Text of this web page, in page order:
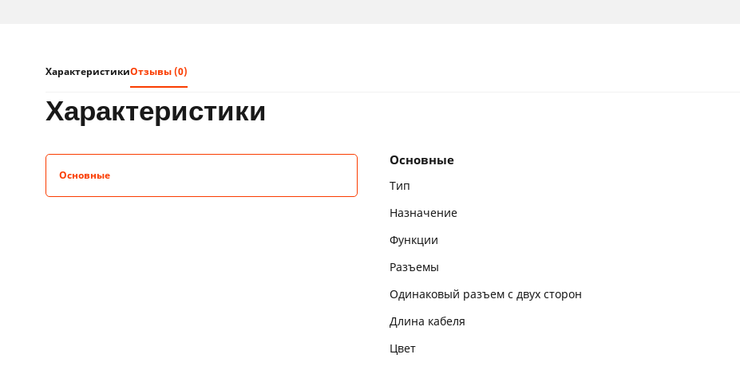
ХарактеристикиОтзывы (0)
характеристики
Основные
Основные
Тип
Назначение
Функции
Разъемы
Одинаковый разъем с двух сторон
Длина кабеля
Цвет